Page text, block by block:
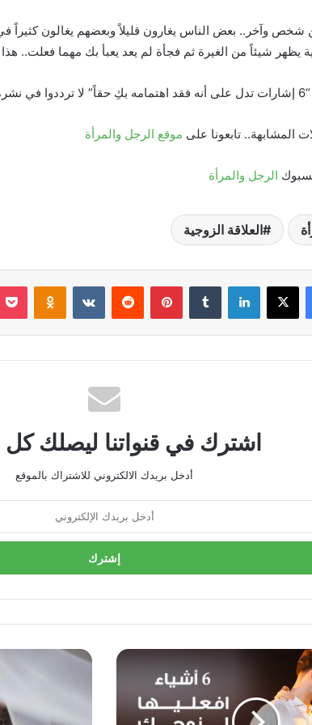
شخص وآخر.. بعض الناس يغارون قليلاً وبعضهم يغالون كثيراً
يظهر شيئاً من الغيرة ثم فجأة لم يعد يعبأ بك مهما فعلت..
المشابهة.. تابعونا على موقع الرجل والمرأة
الرجل والمرأة
العلاقة الزوجية
فيسبوك X لينكدإن بينتيريست
اشترك في قنواتنا ليصلك
أدخل بريدك الالكتروني للاشتراك بالموقع